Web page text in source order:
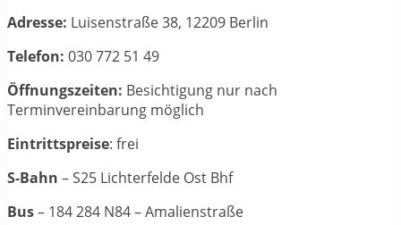
Adresse: Luisenstraße 38, 12209 Berlin
Telefon: 030 772 51 49
Öffnungszeiten: Besichtigung nur nach
Terminvereinbarung möglich
Eintrittspreise: frei
S-Bahn – S25 Lichterfelde Ost Bhf
Bus– 184 284 N84 – Amalienstraße